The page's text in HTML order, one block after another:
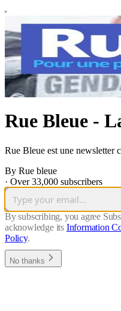
Rue Bleue -
Rue Bleue est une newsletter
By Rue bleue
· Over 33,000 subscribers
By subscribing, you agree
acknowledge its Information
Policy.
No thanks